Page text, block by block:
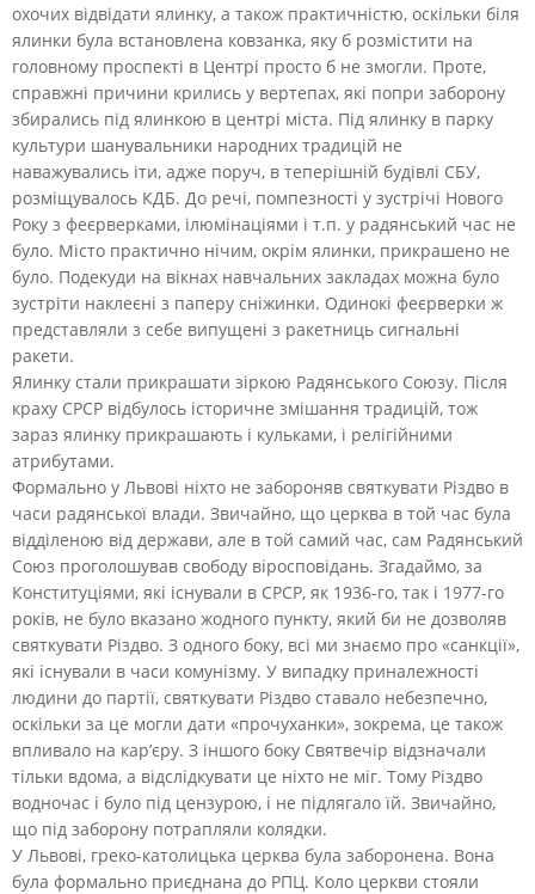
охочих відвідати ялинку, а також практичністю, оскільки біля
ялинки була встановлена ковзанка, яку б розмістити на
головному проспекті в Центрі просто б не змогли. Проте,
справжні причини крились у вертепах, які попри заборону
збирались під ялинкою в центрі міста. Під ялинку в парку
культури шанувальники народних традицій не
наважувались іти, адже поруч, в теперішній будівлі СБУ,
розміщувалось КДБ. До речі, помпезності у зустрічі Нового
Року з феєрверками, ілюмінаціями і т.п. у радянський час не
було. Місто практично нічим, окрім ялинки, прикрашено не
було. Подекуди на вікнах навчальних закладах можна було
зустріти наклеєні з паперу сніжинки. Одинокі феєрверки ж
представляли з себе випущені з ракетниць сигнальні
ракети.
Ялинку стали прикрашати зіркою Радянського Союзу. Після
краху СРСР відбулось історичне змішання традицій, тож
зараз ялинку прикрашають і кульками, і релігійними
атрибутами.
Формально у Львові ніхто не забороняв святкувати Різдво в
часи радянської влади. Звичайно, що церква в той час була
відділеною від держави, але в той самий час, сам Радянський
Союз проголошував свободу віросповідань. Згадаймо, за
Конституціями, які існували в СРСР, як 1936-го, так і 1977-го
років, не було вказано жодного пункту, який би не дозволяв
святкувати Різдво. З одного боку, всі ми знаємо про «санкції»,
які існували в часи комунізму. У випадку приналежності
людини до партії, святкувати Різдво ставало небезпечно,
оскільки за це могли дати «прочуханки», зокрема, це також
впливало на кар’єру. З іншого боку Святвечір відзначали
тільки вдома, а відслідкувати це ніхто не міг. Тому Різдво
водночас і було під цензурою, і не підлягало їй. Звичайно,
що під заборону потрапляли колядки.
У Львові, греко-католицька церква була заборонена. Вона
була формально приєднана до РПЦ. Коло церкви стояли